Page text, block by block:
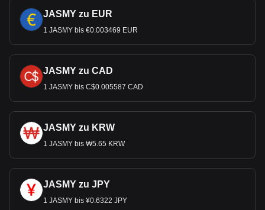
JASMY zu EUR
1 JASMY bis €0.003469 EUR
JASMY zu CAD
1 JASMY bis C$0.005587 CAD
JASMY zu KRW
1 JASMY bis ₩5.65 KRW
JASMY zu JPY
1 JASMY bis ¥0.6322 JPY